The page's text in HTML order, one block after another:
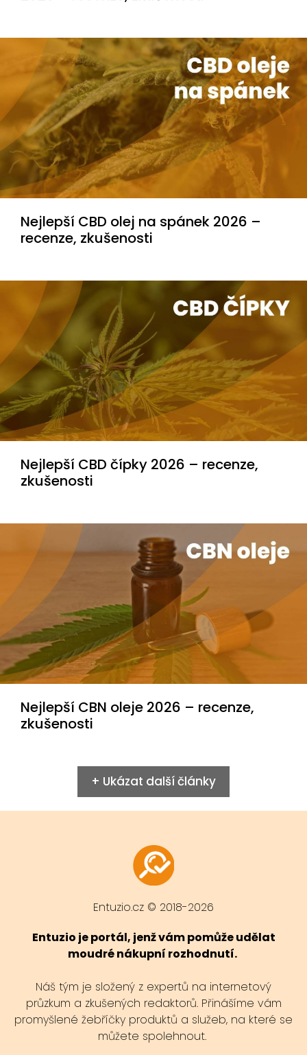
Nejlepší CBD olej na spánek 2026 –
recenze, zkušenosti
Nejlepší CBD čípky 2026 – recenze,
zkušenosti
Nejlepší CBN oleje 2026 – recenze,
zkušenosti
+ Ukázat další články
Entuzio.cz © 2018-2026
Entuzio je portál, jenž vám pomůže udělat
moudré nákupní rozhodnutí.
Náš tým je složený z expertů na internetový
průzkum a zkušených redaktorů. Přinášíme vám
promyšlené žebříčky produktů a služeb, na které se
můžete spolehnout.